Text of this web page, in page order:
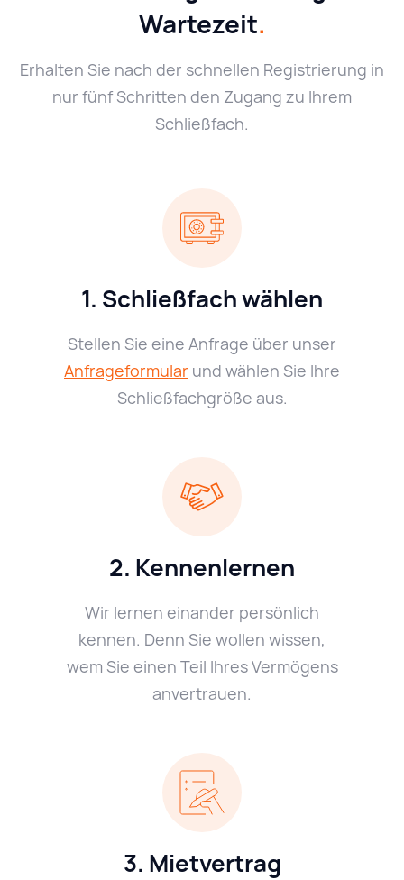
Wartezeit.
Erhalten Sie nach der schnellen Registrierung in
nur fünf Schritten den Zugang zu Ihrem
Schließfach.
1. Schließfach wählen
Stellen Sie eine Anfrage über unser
Anfrageformular und wählen Sie Ihre
Schließfachgröße aus.
2. Kennenlernen
Wir lernen einander persönlich
kennen. Denn Sie wollen wissen,
wem Sie einen Teil Ihres Vermögens
anvertrauen.
3. Mietvertrag